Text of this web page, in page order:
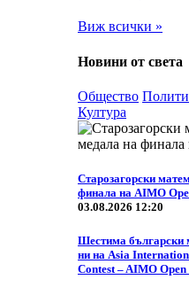
Виж всички »
Новини от света
Общество
Култура
Старозагорски
финала на AIMO
03.08.2026 12:20
Шестима български
ни на Asia
Contest – AIMO